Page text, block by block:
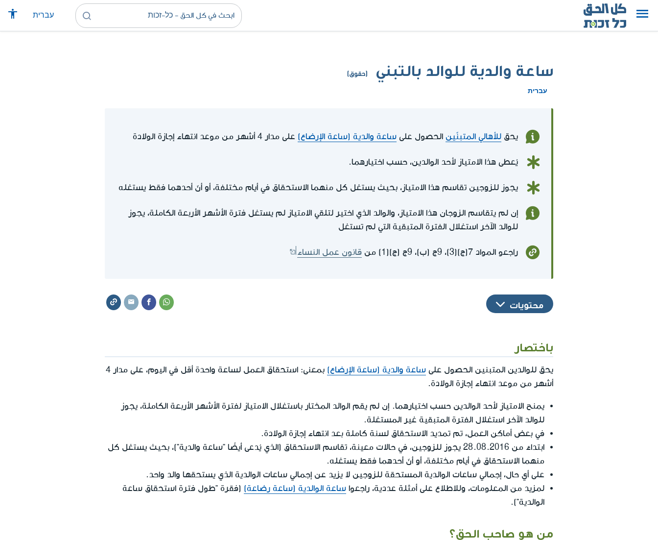
עברית
ساعة والدية للوالد بالتبني (حقوق)
עברית
يحق للأهالي المتبنّين الحصول على ساعة والدية (ساعة الإرضاع) على مدار 4 أشهر من موعد انتهاء إجازة الولادة
يُعطى هذا الامتياز لأحد الوالدين، حسب اختيارهما.
يجوز للزوجين تقاسم هذا الامتياز، بحيث يستغل كل منهما الاستحقاق في أيام مختلفة، أو أنّ أحدهما فقط يستغله
إن لم يتقاسم الزوجان هذا الامتياز، والوالد الذي اختير لتلقي الامتياز لم يستغل فترة الأشهر الأربعة الكاملة، يجوز
للوالد الآخر استغلال الفترة المتبقية التي لم تستغل
راجعو المواد 7(ج)(3)، 9ج (ب)، 9ج (ج)(1) من قانون عمل النساء
محتويات
باختصار
يحق للوالدين المتبنين الحصول على ساعة والدية (ساعة الإرضاع)
بمعنى: استحقاق العمل لساعة واحدة أقل في اليوم، على مدار 4
أشهر من موعد انتهاء إجازة الولادة.
يمنح الامتياز لأحد الوالدين حسب اختيارهما. إن لم يقم الوالد المختار باستغلال الامتياز لفترة الأشهر الأربعة الكاملة، يجوز
للوالد الآخر استغلال الفترة المتبقية غير المستغلة.
في بعض أماكن العمل، تم تمديد الاستحقاق لسنة كاملة بعد انتهاء إجازة الولادة.
ابتداءً من 28.08.2016 يجوز للزوجين، في حالات معينة، تقاسم الاستحقاق (الذي يُدعى أيضًا "ساعة والدية")، بحيث يستغل كل
منهما الاستحقاق في أيام مختلفة، أو أنّ أحدهما فقط يستغله.
على أي حال، إجمالي ساعات الوالدية المستحقة للزوجين لا يزيد عن إجمالي ساعات الوالدية الذي يستحقها والد واحد.
لمزيد من المعلومات، وللاطلاع على أمثلة عددية، راجعوا ساعة الوالدية (ساعة رضاعة) (فقرة "طول فترة استحقاق ساعة
الوالدية").
من هو صاحب الحق؟